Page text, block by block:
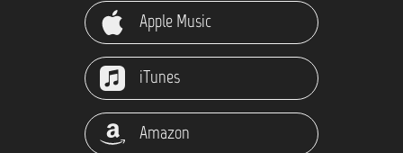
Apple Music
iTunes
Amazon